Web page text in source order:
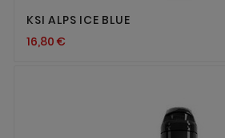
KSI ALPS ICE BLUE
16,80 €